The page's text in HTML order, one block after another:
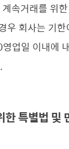
속거래를 위
우 회사는 기
업일 이내에
특별법 및